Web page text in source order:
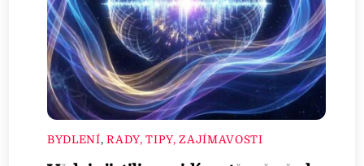
BYDLENÍ,RADY, TIPY, ZAJÍMAVOSTI